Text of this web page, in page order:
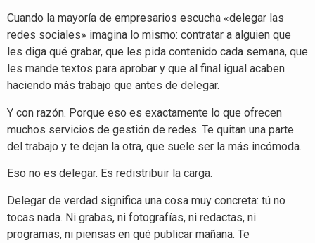
Cuando la mayoría de empresarios escucha «delegar las
redes sociales» imagina lo mismo: contratar a alguien que
les diga qué grabar, que les pida contenido cada semana, que
les mande textos para aprobar y que al final igual acaben
haciendo más trabajo que antes de delegar.
Y con razón. Porque eso es exactamente lo que ofrecen
muchos servicios de gestión de redes. Te quitan una parte
del trabajo y te dejan la otra, que suele ser la más incómoda.
Eso no es delegar. Es redistribuir la carga.
Delegar de verdad significa una cosa muy concreta: tú no
tocas nada. Ni grabas, ni fotografías, ni redactas, ni
programas, ni piensas en qué publicar mañana. Te